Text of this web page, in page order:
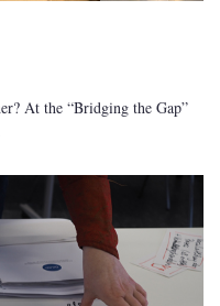
At the “Bridging the Gap”